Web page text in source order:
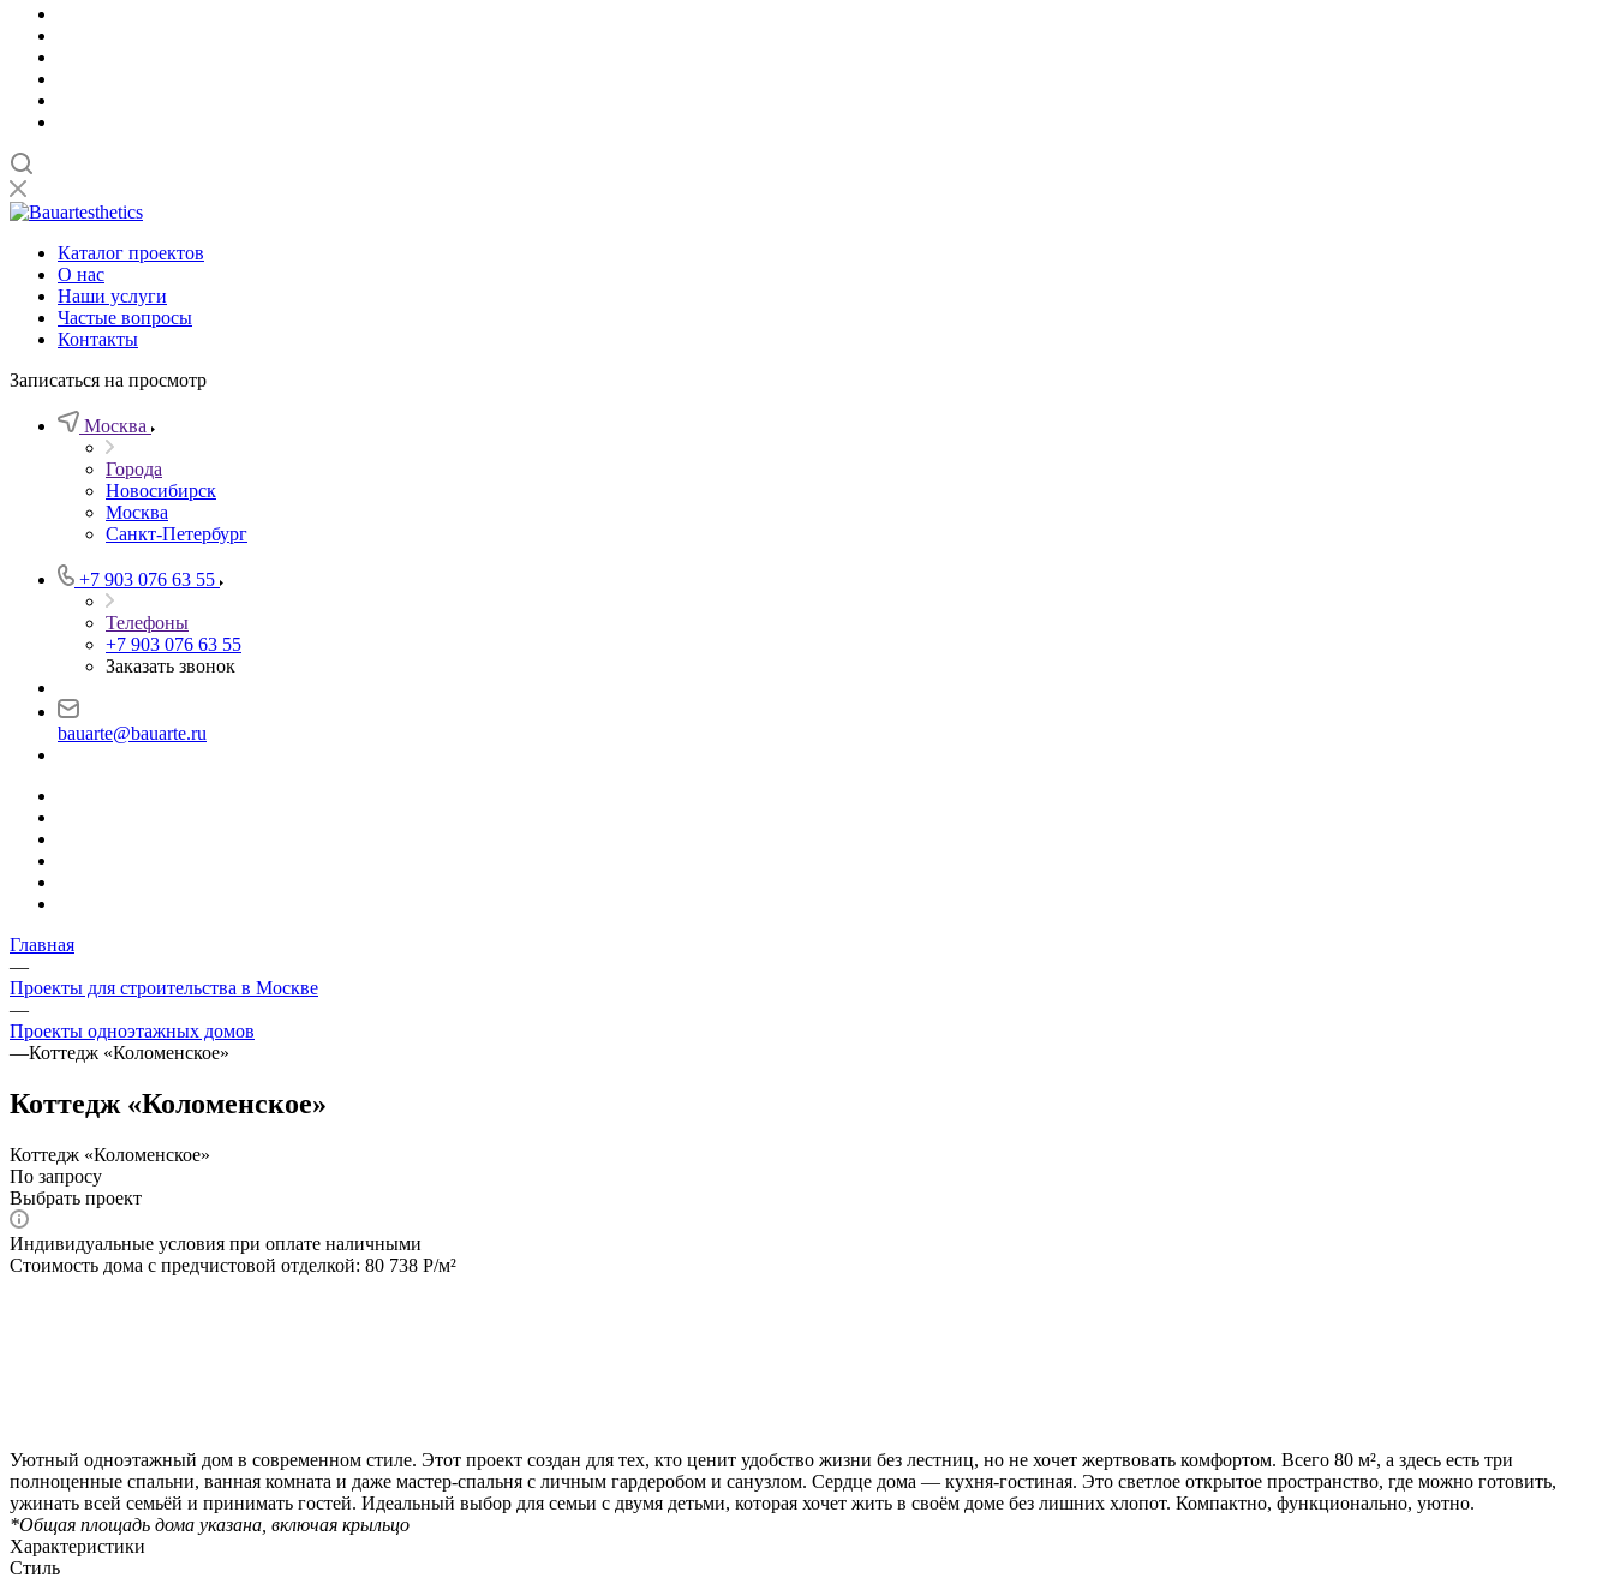
Каталог проектов
О нас
Наши услуги
Частые вопросы
Контакты
Записаться на просмотр
Москва
Города
Новосибирск
Москва
Санкт-Петербург
+7 903 076 63 55
Телефоны
+7 903 076 63 55
Заказать звонок
bauarte@bauarte.ru
Главная
—
Проекты для строительства в Москве
—
Проекты одноэтажных домов
—Коттедж «Коломенское»
Коттедж «Коломенское»
Коттедж «Коломенское»
По запросу
Выбрать проект
Индивидуальные условия при оплате наличными
Стоимость дома с предчистовой отделкой: 80 738 Р/м²
Уютный одноэтажный дом в современном стиле. Этот проект создан для тех, кто ценит удобство жизни без лестниц, но не хочет жертвовать комфортом. Всего 80 м², а здесь есть три
полноценные спальни, ванная комната и даже мастер-спальня с личным гардеробом и санузлом. Сердце дома — кухня-гостиная. Это светлое открытое пространство, где можно готовить,
ужинать всей семьёй и принимать гостей. Идеальный выбор для семьи с двумя детьми, которая хочет жить в своём доме без лишних хлопот. Компактно, функционально, уютно.
*Общая площадь дома указана, включая крыльцо
Характеристики
Стиль